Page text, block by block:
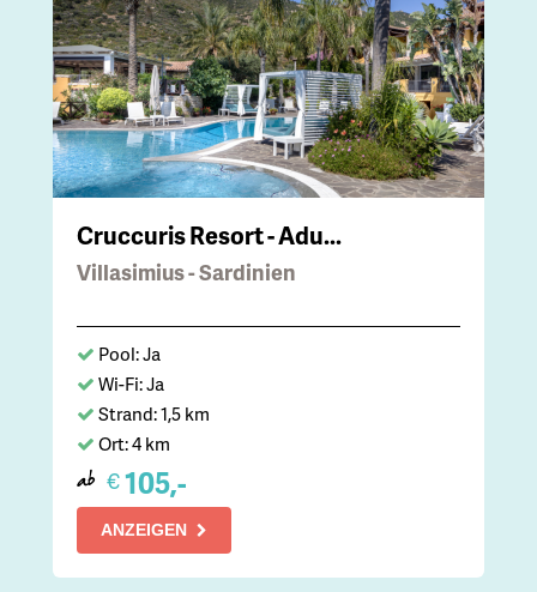
Cruccuris Resort - Adu...
Villasimius - Sardinien
Pool: Ja
Wi-Fi: Ja
Strand: 1,5 km
Ort: 4 km
ab €105,-
ANZEIGEN